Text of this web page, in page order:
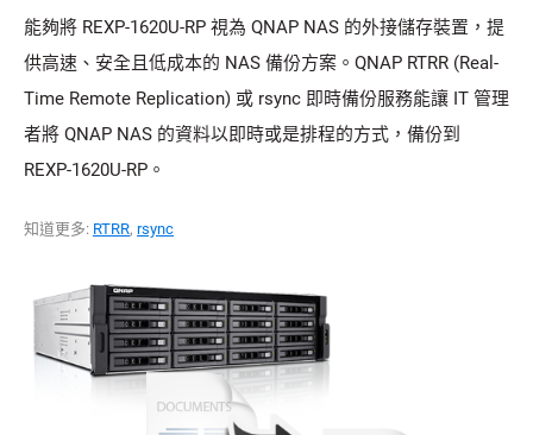
能夠將 REXP-1620U-RP 視為 QNAP NAS 的外接儲存裝置，提
供高速、安全且低成本的 NAS 備份方案。QNAP RTRR (Real-
Time Remote Replication) 或 rsync 即時備份服務能讓 IT 管理
者將 QNAP NAS 的資料以即時或是排程的方式，備份到
REXP-1620U-RP。
知道更多: RTRR, rsync